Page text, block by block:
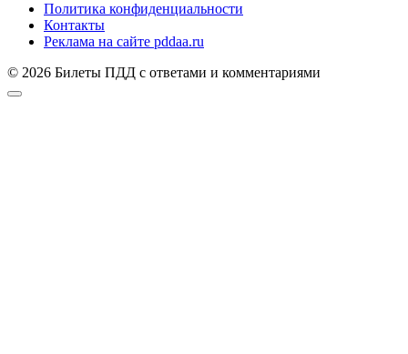
Политика конфиденциальности
Контакты
Реклама на сайте pddaa.ru
© 2026 Билеты ПДД с ответами и комментариями